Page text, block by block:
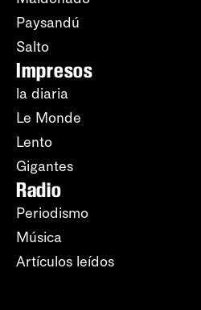
Paysandú
Salto
Impresos
la diaria
Le Monde
Lento
Gigantes
Radio
Periodismo
Música
Artículos leídos